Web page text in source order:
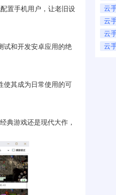
置手机用户，让老旧设
试和开发安卓应用的绝
使其成为日常使用的可
典游戏还是现代大作，
云
云
云
云